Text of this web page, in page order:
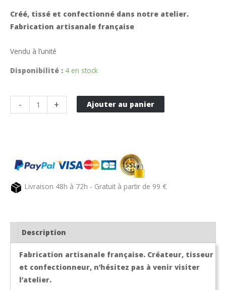
Créé, tissé et confectionné dans notre atelier.
Fabrication artisanale française
Vendu à l’unité
Disponibilité : 4 en stock
-
de
vert
PUIVERT
+ Ajouter au panier
Livraison 48h à 72h - Gratuit à partir de 99 €
Description
Fabrication artisanale française. Créateur, tisseur
et confectionneur, n’hésitez pas à venir visiter
l’atelier.